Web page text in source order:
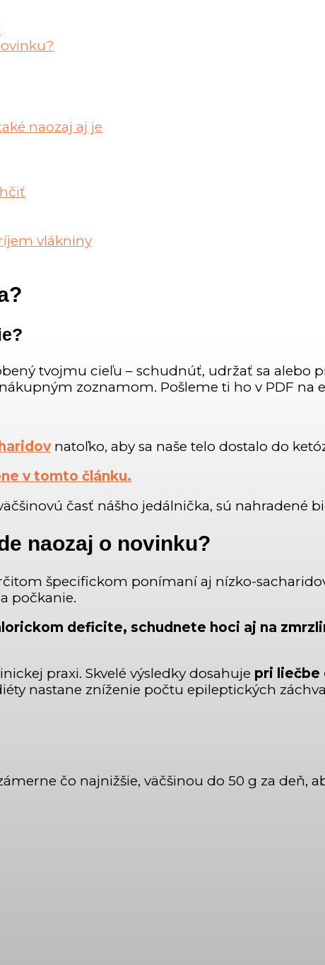
naozaj aj je
vlákniny
tvojmu cieľu – schudnúť, udržať sa alebo
zoznamom. Pošleme ti ho v PDF na
natoľko, aby sa naše telo dostalo do
v tomto článku.
časť nášho jedálnička, sú nahradené
naozaj o novinku?
špecifickom ponímaní aj nízko-
počkanie.
deficite, schudnete hoci aj na
praxi. Skvelé výsledky dosahuje pri liečbe
nastane zníženie počtu epileptických
čo najnižšie, väčšinou do 50 g za deň,